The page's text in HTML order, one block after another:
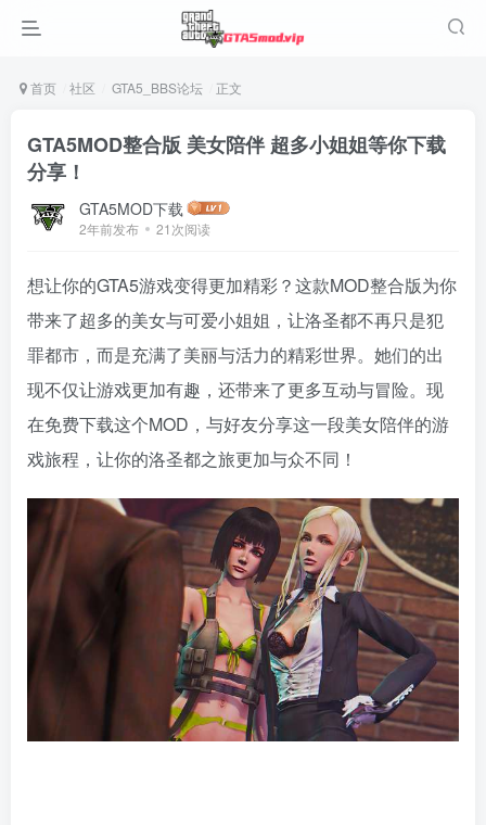
首页 社区 GTA5_BBS论坛 正文
GTA5MOD整合版 美女陪伴 超多小姐姐等你下载
分享！
GTA5MOD下载
2年前发布 21次阅读
想让你的GTA5游戏变得更加精彩？这款MOD整合版为你
带来了超多的美女与可爱小姐姐，让洛圣都不再只是犯
罪都市，而是充满了美丽与活力的精彩世界。她们的出
现不仅让游戏更加有趣，还带来了更多互动与冒险。现
在免费下载这个MOD，与好友分享这一段美女陪伴的游
戏旅程，让你的洛圣都之旅更加与众不同！